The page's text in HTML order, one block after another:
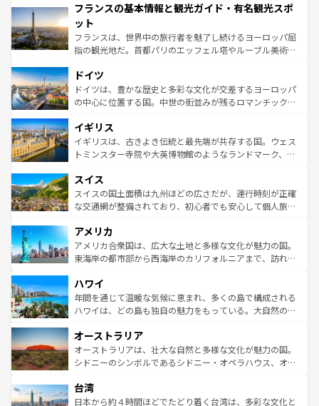
ませてくれるイタリアで、忘れられない旅をしてみよう！
なお、新着のイタリア情報は
しい。
文化が根付くこの国では、情熱的なフラメンコ、熱気あふ
れる闘牛、そして美味しいタパスが生活の一部となってい
る。首都マドリードの洗練された雰囲気や、バルセロナの
アートに溢れた街角から、地方では古代ローマ遺跡や中世
せる。地方によって風土や気候が異なるスペインはその個
性で訪れる人を魅了する。 なお、新着のスペイン情報は コ
ンテンツ一覧を参照してほしい。
フランスの基本情報と観光ガイド・有名観光スポ
ット
フランスは、世界中の旅行者を魅了し続けるヨーロッパ屈
指の観光地だ。首都パリのエッフェル塔やルーブル美術館
で、幅広い魅力が詰まっている。華麗な宮殿、歴史的な大
聖堂、美しいビーチ、そして豊かな自然が、訪れる者を心
から魅了する。また、フランスは美食の国としても知ら
いる。シャンパンの発祥地であるランス、プロヴァンスの
香り高いラベンダー畑など、多彩な楽しみ方が可能だ。さ
らに、パリ以外の地域にも魅力が溢れており、どの街角に
れる地方に足を運ぶとそれぞれで全く異なる文化を体験で
きるだろう。 なお、新着のフランス情報はコンテンツ一覧
を参照してほしい。
ドイツ
ドイツは、豊かな歴史と多彩な文化が交差するヨーロッパ
の中心に位置する国。中世の街並みが残るロマンチック街
顔を持つこの国は、どこを歩いても飽きることがない。ベ
ルリンの文化的活気、バイエルン州のアルプスの絶景、そ
してライン川沿いのワイン畑といった風景は必見。ビール
は、お酒好きな人にはぜひ体験してほしい。 なお、新着の
ドイツ情報はコンテンツ一覧を参照してほしい。
イギリス
イギリスは、古きよき伝統と最先端が共存する国。ウェス
トミンスター寺院や大英博物館のようなランドマーク、歴
リアごとに異なる魅力がある。また、優雅なアフタヌーン
ティー、ビール好きにはたまらない英国パブ、サッカー観
戦など、本場だからこそできる体験も豊富。イギリスを旅
ンツ一覧を参照してほしい。
スイス
スイスの国土面積は九州ほどの広さだが、運行時刻が正確
な交通網が整備されており、初心者でも安心して個人旅行
の建物がそのまま残る町や、スイスならではのユニークな
博物館もあり、アルプス観光だけでなく町歩きも満喫する
ことができる。国民の所得が高いため物価も高いが、旅行
ば市内交通費無料で観光を楽しむこともできる。 なお、新
着のスイス情報はコンテンツ一覧 を参照してほしい。
アメリカ
アメリカ合衆国は、広大な土地と多様な文化が魅力の国。
東海岸の都市部から西海岸のカリフォルニアまで、訪れる
のような巨大都市は、観光、ショッピング、エンターテイ
ンメントが詰まった刺激的なスポットだ。一方、アメリカ
西部には大自然が広がり、グランドキャニオンやイエロー
部のニューオーリンズでは、音楽と美食が融合した独特の
文化が魅力。旅行者はアメリカの各地域で異なる魅力を楽
しみながら、その多様性と豊かな歴史を感じることができ
ならではの贅沢な旅のスタイルだ。 なお、新着のアメリカ
情報はコンテンツ一覧を参照してほしい。
ハワイ
年間を通じて温暖な気候に恵まれ、多くの島で構成される
ハワイは、どの島も独自の魅力をもっている。大自然の神
ワイ島は見逃せない。また、定番の観光地といえばオアフ
島だが、静かな自然を求めるならマウイ島やカウアイ島が
おすすめ。エメラルドグリーンに輝く海をはじめ、豊かな
れるおもてなしの心で訪れる人々を迎えてくれるハワイの
人々、おいしいローカルフードやハワイアンミュージッ
オーストラリア
オーストラリアは、壮大な自然と多様な文化が魅力の国。
シドニーのシンボルであるシドニー・オペラハウス、オー
リアリーフや大陸中央部にそびえるウルル（エアーズロッ
ク）、タスマニアの美しい原生林やケアンズの熱帯雨林な
台湾
日本から約４時間ほどでたどり着く台湾は、多彩な文化と